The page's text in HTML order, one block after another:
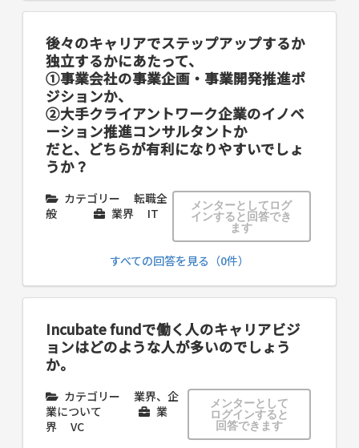
後々のキャリアでステップアップするか
独立するかにあたって、
①事業会社の事業企画・事業開発推進ポ
ジションか、
②大手クライアントワーク企業のイノベ
ーション推進コンサルタントか
だと、どちらが有利になりやすいでしょ
うか？
カテゴリー
転職全
般
業界 IT
メンターとしてログ
インすると回答でき
ます
すべての回答を見る（0件）
Incubate fundで働く人のキャリアビジ
ョンはどのような人が多いのでしょう
か。
カテゴリー
業界、企
業について
業
界
VC
メンターとして
ログインすると
回答できます